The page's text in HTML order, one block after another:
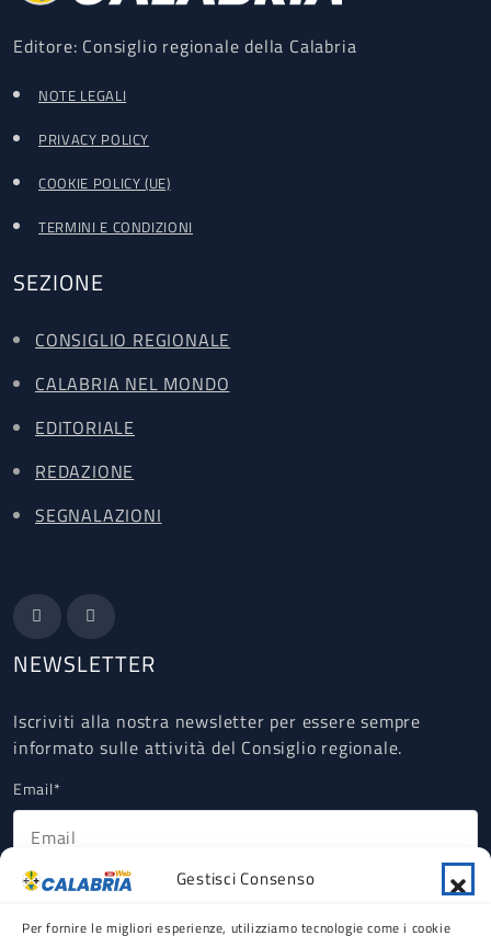
Gestisci Consenso
Per fornire le migliori esperienze, utilizziamo tecnologie come i cookie
Editore: Consiglio regionale della Calabria
NOTE LEGALI
PRIVACY POLICY
COOKIE POLICY (UE)
TERMINI E CONDIZIONI
SEZIONE
CONSIGLIO REGIONALE
CALABRIA NEL MONDO
EDITORIALE
REDAZIONE
SEGNALAZIONI
NEWSLETTER
Iscriviti alla nostra newsletter per essere sempre
informato sulle attività del Consiglio regionale.
Email*
Ho letto, compreso e accettato la Privacy Policy riguardante il